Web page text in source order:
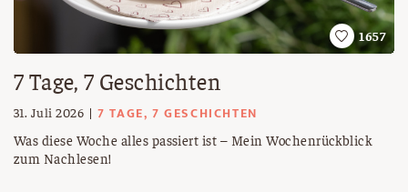
1657
7 Tage, 7 Geschichten
31. Juli 2026 7 TAGE, 7 GESCHICHTEN
Was diese Woche alles passiert ist – Mein Wochenrückblick
zum Nachlesen!